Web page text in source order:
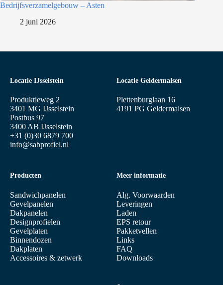
Bedrijfsverzamelgebouw – Asten
2 juni 2026
Locatie IJsselstein
Produktieweg 2
3401 MG IJsselstein
Postbus 97
3400 AB IJsselstein
+31 (0)30 6879 700
info@sabprofiel.nl
Producten
Sandwichpanelen
Gevelpanelen
Dakpanelen
Designprofielen
Gevelplaten
Binnendozen
Dakplaten
Accessoires & zetwerk
Meer informatie
Alg. Voorwaarden
Leveringen
Laden
EPS retour
Pakketvellen
Links
FAQ
Downloads
Locatie Geldermalsen
Plettenburglaan 16
4191 PG Geldermalsen